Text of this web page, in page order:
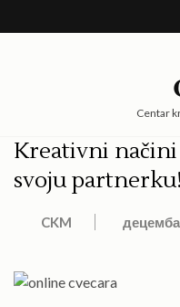
to
Centar
Kreativni
svoju partnerku!
CKM